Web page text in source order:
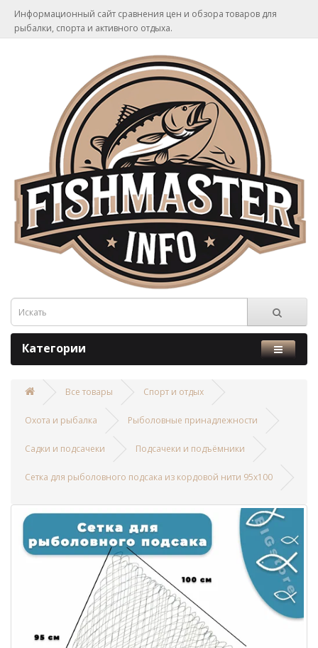
Информационный сайт сравнения цен и обзора товаров для
рыбалки, спорта и активного отдыха.
Категории
Все товары Спорт и отдых
Охота и рыбалка Рыболовные принадлежности
Садки и подсачеки Подсачеки и подъёмники
Сетка для рыболовного подсака из кордовой нити 95х100